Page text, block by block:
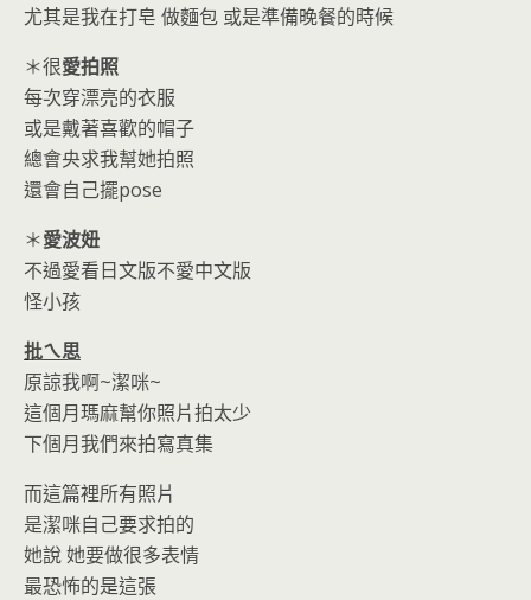
尤其是我在打皂 做麵包 或是準備晚餐的時候
＊很愛拍照
每次穿漂亮的衣服
或是戴著喜歡的帽子
總會央求我幫她拍照
還會自己擺pose
＊愛波妞
不過愛看日文版不愛中文版
怪小孩
批ㄟ思
原諒我啊~潔咪~
這個月瑪麻幫你照片拍太少
下個月我們來拍寫真集
而這篇裡所有照片
是潔咪自己要求拍的
她說 她要做很多表情
最恐怖的是這張